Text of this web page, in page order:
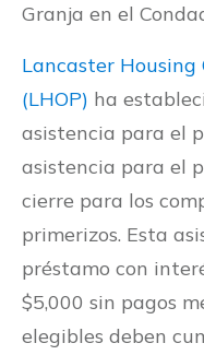
Granja en el
Lancaster
(LHOP) ha
asistencia para el
asistencia para el
cierre para los
primerizos. Esta
préstamo con
$5,000 sin pagos
elegibles deben